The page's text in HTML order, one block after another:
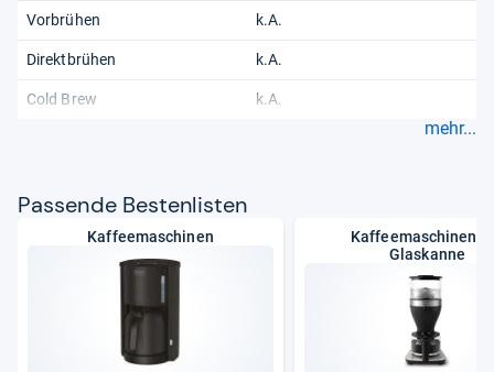
Vorbrühen k.A.
Direktbrühen k.A.
Cold Brew k.A.
mehr...
Pas­sende Bes­ten­lis­ten
Kaffeemaschinen
Kaffeemaschinen
Glaskanne